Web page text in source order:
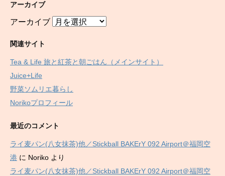
アーカイブ
アーカイブ
関連サイト
Tea & Life 旅と紅茶と朝ごはん（メインサイト）
Juice+Life
野菜ソムリエ暮らし
Norikoプロフィール
最近のコメント
ライ麦パン(八女抹茶)他／Stickball BAKErY 092 Airport＠福岡空
港 に Noriko より
ライ麦パン(八女抹茶)他／Stickball BAKErY 092 Airport＠福岡空